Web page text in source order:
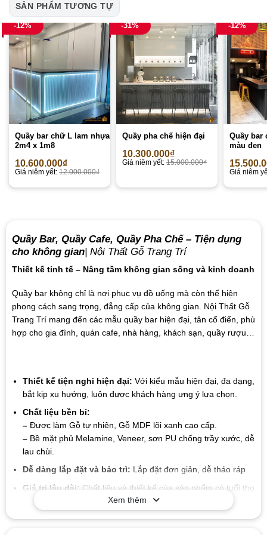
SẢN PHẨM TƯƠNG TỰ
-12%
Quầy bar chữ L lam nhựa
2m4 x 1m8
10.600.000₫
Giá niêm yết: 12.000.000₫
-31%
Quầy pha chế hiện đại
10.300.000₫
Giá niêm yết: 15.000.000₫
-12%
Quầy bar
màu đen
Giá niêm
Quầy Bar, Quầy Cafe, Quầy Pha Chế – Tiện dụng
cho không gian| Nội Thất Gỗ Trang Trí
Thiết kế tinh tế – Nâng tầm không gian sống và kinh doanh
Quầy bar không chỉ là nơi phục vụ đồ uống mà còn thể hiện
phong cách sang trọng, đẳng cấp của không gian. Nội Thất Gỗ
Trang Trí mang đến các mẫu quầy bar hiện đại, tân cổ điển, phù
hợp cho gia đình, quán cafe, nhà hàng, khách sạn, quầy rượu…
Thiết kế tiện nghi hiện đại: Với kiểu mẫu hiện đại, đa dạng,
bắt kịp xu hướng, luôn được khách hàng ưng ý lựa chọn.
Chất liệu bền bỉ:
–Được làm Gỗ tự nhiên, Gỗ MDF lõi xanh cao cấp.
–Bề mặt phủ Melamine, Veneer, sơn PU chống trầy xước, dễ
lau chùi.
Dễ dàng lắp đặt và bảo trì: Lắp đặt đơn giản, dễ tháo ráp
Giá trị lâu dài: Chất liệu và thiết kế của sản phẩm có tuổi thọ
cao, giúp bạn tiết kiệm chi phí trong suốt quá trình sử dụng
mà không cần lo lắng về sự hao mòn hay hư hỏng.
Xem thêm